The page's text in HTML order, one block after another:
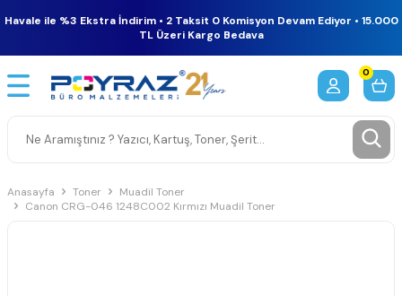
Havale ile %3 Ekstra İndirim • 2 Taksit 0 Komisyon Devam Ediyor • 15.000
TL Üzeri Kargo Bedava
0
Anasayfa Toner
Muadil Toner
Canon CRG-046 1248C002 Kırmızı Muadil Toner